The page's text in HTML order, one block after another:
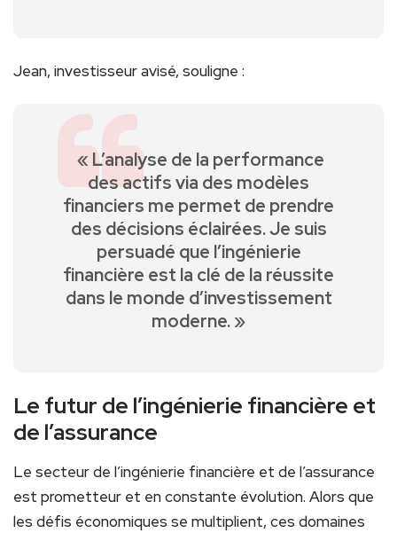
Jean, investisseur avisé, souligne :
⁢ « L’analyse de la performance
des actifs via des modèles
financiers me permet de prendre
⁢des ⁣décisions éclairées. Je⁤ suis
‌persuadé que l’ingénierie
financière‍ est la clé ‍de la réussite
dans ‍le monde ⁣d’investissement
moderne. »
Le futur de l’ingénierie financière et
de l’assurance
Le secteur ​de l’ingénierie financière⁤ et ‌de l’assurance
est prometteur et en constante évolution. Alors que
les défis économiques se multiplient, ces domaines⁤